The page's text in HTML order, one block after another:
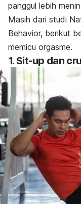
panggul lebih
Masih dari studi
Behavior, berikut
memicu orgasme.
1. Sit-up dan